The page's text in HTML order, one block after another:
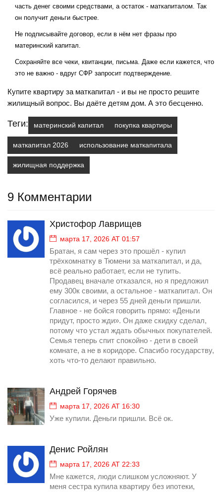
часть денег своими средствами, а остаток - маткапиталом. Так
он получит деньги быстрее.
Не подписывайте договор, если в нём нет фразы про
материнский капитал.
Сохраняйте все чеки, квитанции, письма. Даже если кажется, что
это не важно - вдруг СФР запросит подтверждение.
Купите квартиру за маткапитал - и вы не просто решите
жилищный вопрос. Вы даёте детям дом. А это бесценно.
Теги: материнский капитал покупка квартиры
маткапитал 2026 использование маткапитала
жилищная поддержка
9 Комментарии
Христофор Лаврищев
марта 17, 2026 AT 01:57
Братан, я сам через это прошёл - купил
трёхкомнатку в Тюмени за маткапитал, и да,
всё реально работает, если не тупить.
Продавец вначале отказался, но я предложил
ему 300к своими, а остальное - маткапитал. Он
согласился, и через 55 дней деньги пришли.
Главное - не бойся говорить прямо: «Деньги
придут, просто жди». Он даже скидку сделал,
потому что устал ждать обычных покупателей.
Семья теперь спит спокойно - дети в своей
комнате, а не в коридоре. Спасибо государству,
хоть что-то делают правильно.
Андрей Горячев
марта 17, 2026 AT 16:30
Уже купили. Деньги пришли. Всё ок.
Денис Ройлян
марта 17, 2026 AT 22:33
Мне кажется, люди слишком усложняют. У
меня сестра купила квартиру без ипотеки,